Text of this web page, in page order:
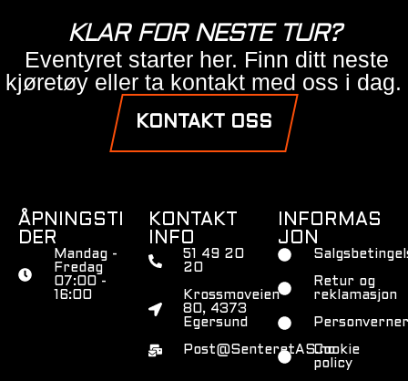
KLAR FOR NESTE TUR?
Eventyret starter her. Finn ditt neste
kjøretøy eller ta kontakt med oss i dag.
KONTAKT OSS
ÅPNINGSTI
DER
Mandag -
Fredag
07:00 -
16:00
KONTAKT
INFO
51 49 20
20
Krossmoveien
80, 4373
Egersund
Post@SenteretAS.no
INFORMAS
JON
Retur og
reklamasjon
Cookie
policy